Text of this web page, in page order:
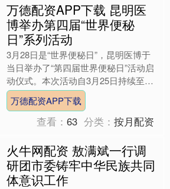
万德配资APP下载 昆明医
博举办第四届“世界便秘
日”系列活动
3月28日是“世界便秘日”，昆明医博于
当日举办了“第四届世界便秘日”活动启
动仪式。本次活动自3月25日持续至29
日，特邀全国中医肛肠学科名专家、肠
道微生态领域领....
万德配资APP下载
查看：63 分类：按月配资
火牛网配资 敖满斌一行调
研团市委铸牢中华民族共同
体意识工作